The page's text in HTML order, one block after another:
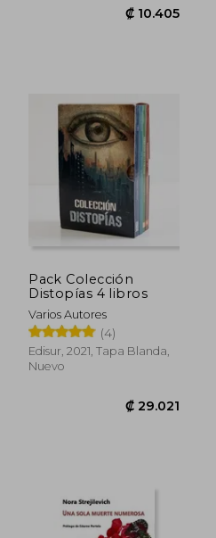
₡ 10.405
Pack Colección
Distopías 4 libros
Varios Autores
(4)
Edisur, 2021, Tapa Blanda,
Nuevo